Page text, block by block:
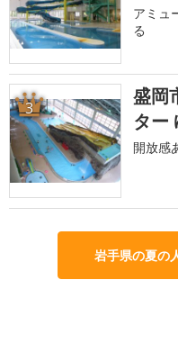
アミュ
る
3
盛岡
ター
開放感
岩手県の夏の